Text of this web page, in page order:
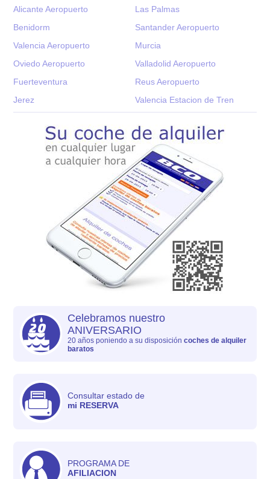
Alicante Aeropuerto
Las Palmas
Benidorm
Santander Aeropuerto
Valencia Aeropuerto
Murcia
Oviedo Aeropuerto
Valladolid Aeropuerto
Fuerteventura
Reus Aeropuerto
Jerez
Valencia Estacion de Tren
Celebramos nuestro
ANIVERSARIO
20 años poniendo a su disposicióncoches de alquiler
baratos
Consultar estado de
mi RESERVA
PROGRAMA DE
AFILIACION